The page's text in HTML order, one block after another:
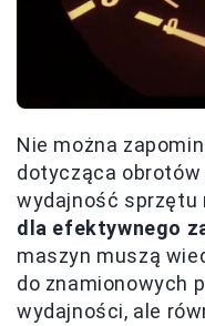
Nie można
dotycząca obrotów
wydajność sprzętu
dla efektywnego
maszyn muszą
do znamionowych
wydajności, ale